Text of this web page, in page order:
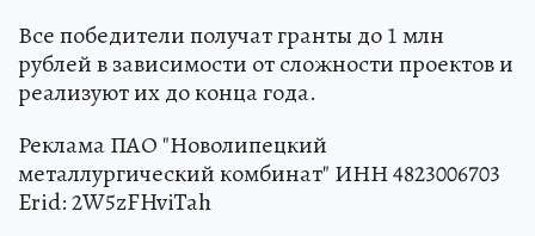
Все победители получат гранты до 1 млн
рублей в зависимости от сложности проектов и
реализуют их до конца года.
Реклама ПАО "Новолипецкий
металлургический комбинат" ИНН 4823006703
Erid: 2W5zFHviTah